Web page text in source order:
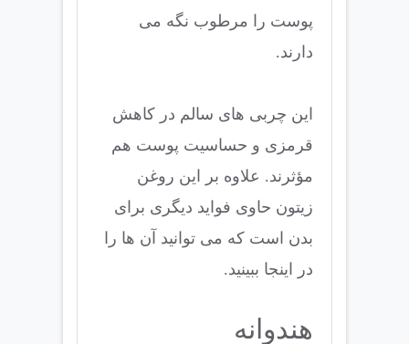
پوست را مرطوب نگه می
دارند.
این چربی های سالم در کاهش
قرمزی و حساسیت پوست هم
مؤثرند. علاوه بر این روغن
زیتون حاوی فواید دیگری برای
بدن است که می توانید آن ها را
در اینجا ببینید.
هندوانه